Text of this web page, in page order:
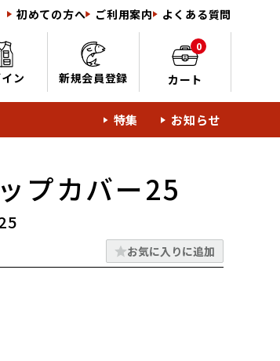
初めての方へ ご利用案内 よくある質問
ン 新規会員登録
0
カート
特集 お知らせ
プカバー25
お気に入りに追加